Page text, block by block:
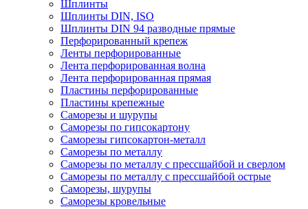
Шплинты
Шплинты DIN, ISO
Шплинты DIN 94 разводные прямые
Перфорированный крепеж
Ленты перфорированные
Лента перфорированная волна
Лента перфорированная прямая
Пластины перфорированные
Пластины крепежные
Саморезы и шурупы
Саморезы по гипсокартону
Саморезы гипсокартон-металл
Саморезы по металлу
Саморезы по металлу с прессшайбой и сверлом
Саморезы по металлу с прессшайбой острые
Саморезы, шурупы
Саморезы кровельные